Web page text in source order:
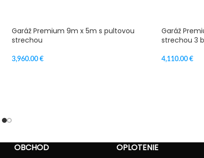
Garáž Premium 9m x 5m s pultovou
strechou
3,960.00 €
Garáž
strechou 3
4,110.00 €
OBCHOD OPLOTENIE